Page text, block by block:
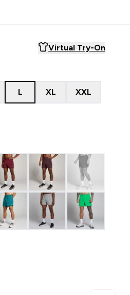
Virtual Try-On
L XL XXL